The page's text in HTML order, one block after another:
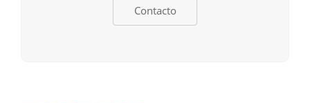
Contacto